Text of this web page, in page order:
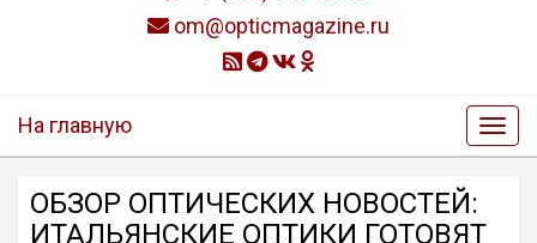
om@opticmagazine.ru
На главную
ОБЗОР ОПТИЧЕСКИХ НОВОСТЕЙ:
ИТАЛЬЯНСКИЕ ОПТИКИ ГОТОВЯТ